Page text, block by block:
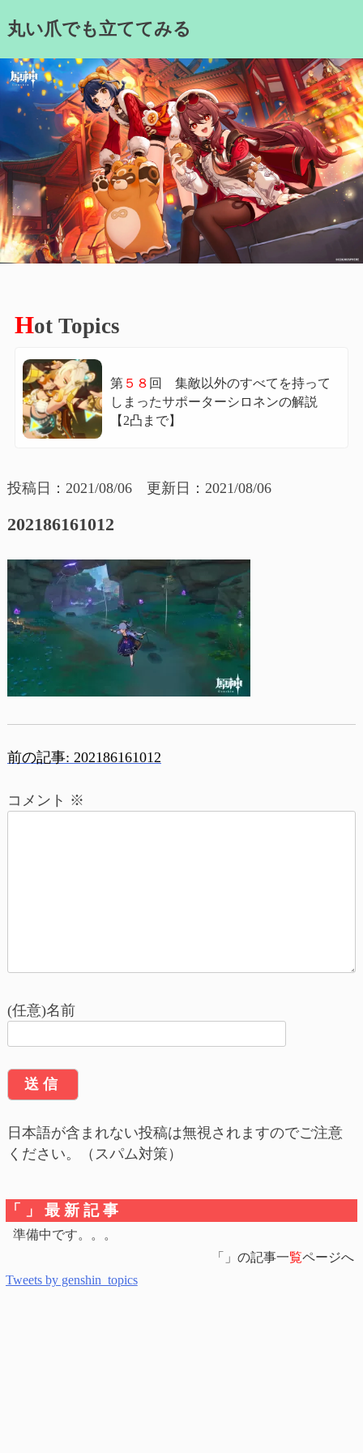
to丸い爪でも立ててみる
Hot Topics
第５８ 回 集敵以外のすべてを持って
しまったサポーターシロネンの解説
【2凸まで】
投稿日：2021/08/06 更新日：2021/08/06
202186161012
投
稿
シ
ョ
前の記事: 202186161012
コメント ※
(任意)名前
日本語が含まれない投稿は無視されますのでご注意
ください。（スパム対策）
「」最新記事
準備中です。。。
「」の記事一覧ページへ
Tweets by genshin_topics